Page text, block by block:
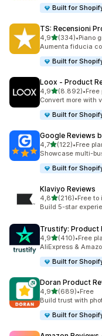
Built for
TS: Recensioni
4,9stelle su 5
(334)
334 recensioni
•Piano
Aumenta fiducia
Built for
Loox ‑ Product
4,9stelle su 5
(8.892)
8892 recensioni
•Free
Convert more with
Built for
Google Reviews
4,7stelle su 5
(122)
122 recensioni totali
•Free
Showcase multi-
Built for
Klaviyo Reviews
4,8stelle su 5
(216)
216 recensioni
•Free to
Build 5-star
Trustify: Product
4,9stelle su 5
(410)
410 recensioni
•Free
AliExpress &
Built for
Doran Product
4,9stelle su 5
(689)
689 recensioni totali
•Free
Build trust with
Built for